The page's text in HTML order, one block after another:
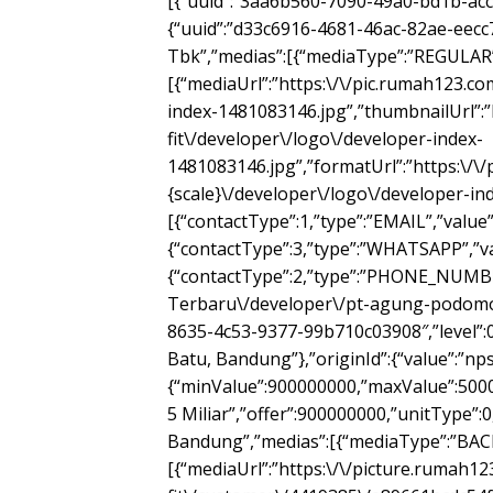
{“uuid”:”d33c6916-4681-46ac-82ae-
[{“mediaUrl”:”https:\/\/
index-
fit\/developer\/logo\/developer-index-
{scale}\/developer\/logo\/developer-